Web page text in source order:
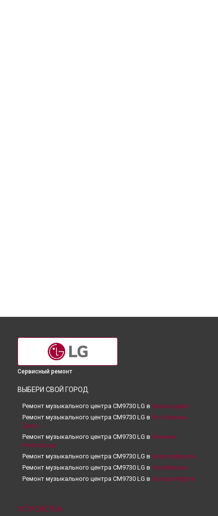
Сервисный ремонт
ВЫБЕРИ СВОЙ ГОРОД
Ремонт музыкального центра CM9730 LG в Краснодаре
Ремонт музыкального центра CM9730 LG в Ростове-на-
Дону
Ремонт музыкального центра CM9730 LG в Нижнем
Новгороде
Ремонт музыкального центра CM9730 LG в Новосибирске
Ремонт музыкального центра CM9730 LG в Челябинске
Ремонт музыкального центра CM9730 LG в Екатеринбурге
Ремонт музыкального центра CM9730 LG в
УСТРОЙСТВА